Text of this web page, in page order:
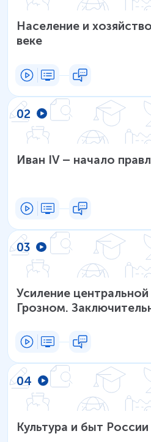
Население и
веке
02
Иван IV – начало
03
Усиление
Грозном.
04
Культура и быт России